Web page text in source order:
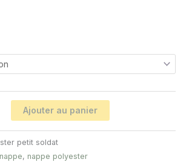
Ajouter au panier
petit soldat
nappe, nappe polyester